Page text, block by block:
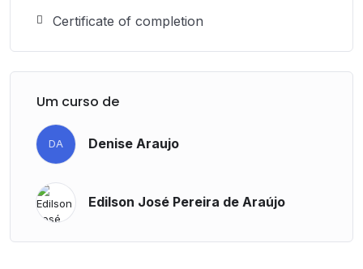
Certificate of completion
Um curso de
DA Denise Araujo
Edilson José Pereira de Araújo